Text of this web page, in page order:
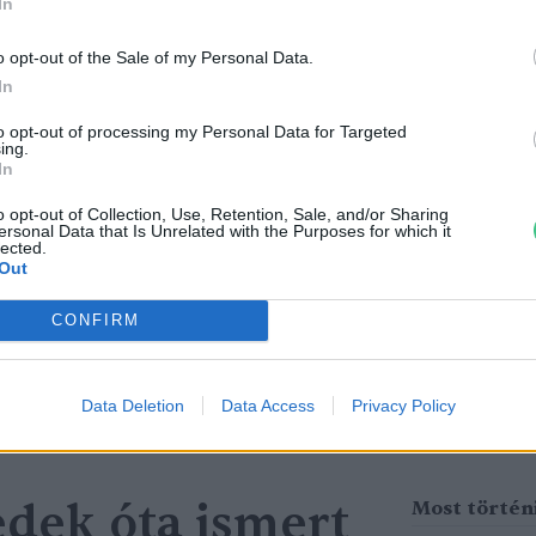
opt-out of the Sale of my Personal Data.
opt-out of processing my Personal Data for Targeted
opt-out of Collection, Use, Retention, Sale, and/or Sharing
Data that Is Unrelated with the Purposes for which it
CONFIRM
Data Deletion Data Access Privacy Policy
legfőbb
| Holnapután
Ljasuk Dimitry új filmjéről |
Greendex 1:04:15